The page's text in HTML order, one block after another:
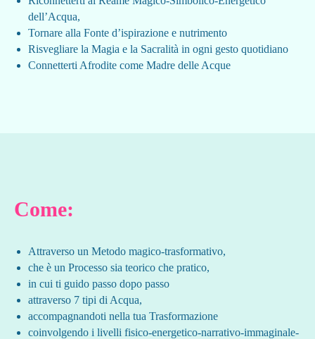
dell’Acqua,
Tornare alla Fonte d’ispirazione e nutrimento
Risvegliare la Magia e la Sacralità in ogni gesto quotidiano
Connetterti Afrodite come Madre delle Acque
Come:
Attraverso un Metodo magico-trasformativo,
che è un Processo sia teorico che pratico,
in cui ti guido passo dopo passo
attraverso 7 tipi di Acqua,
accompagnandoti nella tua Trasformazione
coinvolgendo i livelli fisico-energetico-narrativo-immaginale-